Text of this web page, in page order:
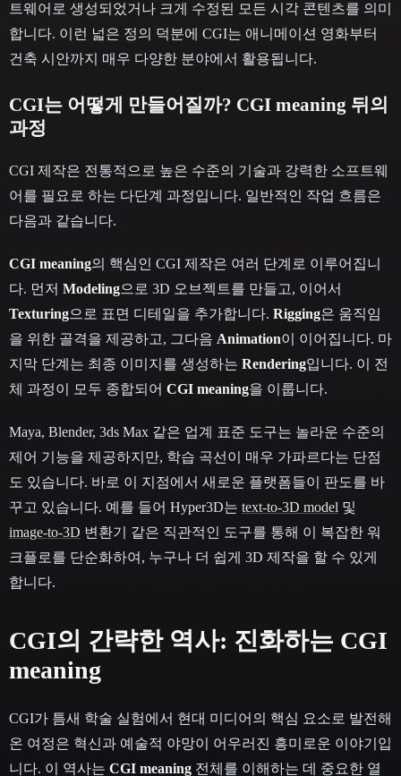
트웨어로 생성되었거나 크게 수정된 모든 시각 콘텐츠를 의미
합니다. 이런 넓은 정의 덕분에 CGI는 애니메이션 영화부터
건축 시안까지 매우 다양한 분야에서 활용됩니다.
CGI는 어떻게 만들어질까? CGI meaning 뒤의
과정
CGI 제작은 전통적으로 높은 수준의 기술과 강력한 소프트웨
어를 필요로 하는 다단계 과정입니다. 일반적인 작업 흐름은
다음과 같습니다.
CGI meaning의 핵심인 CGI 제작은 여러 단계로 이루어집니
다. 먼저 Modeling으로 3D 오브젝트를 만들고, 이어서
Texturing으로 표면 디테일을 추가합니다. Rigging은 움직임
을 위한 골격을 제공하고, 그다음 Animation이 이어집니다. 마
지막 단계는 최종 이미지를 생성하는 Rendering입니다. 이 전
체 과정이 모두 종합되어 CGI meaning을 이룹니다.
Maya, Blender, 3ds Max 같은 업계 표준 도구는 놀라운 수준의
제어 기능을 제공하지만, 학습 곡선이 매우 가파르다는 단점
도 있습니다. 바로 이 지점에서 새로운 플랫폼들이 판도를 바
꾸고 있습니다. 예를 들어 Hyper3D는 text-to-3D model 및
image-to-3D 변환기 같은 직관적인 도구를 통해 이 복잡한 워
크플로를 단순화하여, 누구나 더 쉽게 3D 제작을 할 수 있게
합니다.
CGI의 간략한 역사: 진화하는 CGI
meaning
CGI가 틈새 학술 실험에서 현대 미디어의 핵심 요소로 발전해
온 여정은 혁신과 예술적 야망이 어우러진 흥미로운 이야기입
니다. 이 역사는 CGI meaning 전체를 이해하는 데 중요한 열